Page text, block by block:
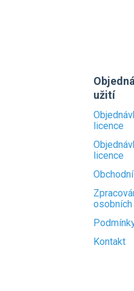
užití
licence
licence
osobních
Kontakt